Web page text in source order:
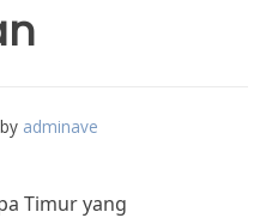
by adminave
Timur yang